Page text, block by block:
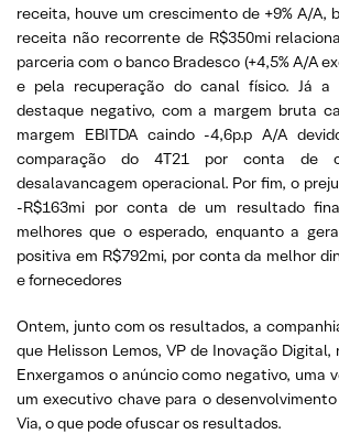
receita, houve um crescimento de +9% A/A,
receita não recorrente de R$350mi
parceria com o banco Bradesco (+4,5% A/A
e pela recuperação do canal físico. Já a
destaque negativo, com a margem bruta
margem EBITDA caindo -4,6p.p A/A
comparação do 4T21 por conta de
desalavancagem operacional. Por fim, o
-R$163mi por conta de um resultado
melhores que o esperado, enquanto a
positiva em R$792mi, por conta da melhor
e fornecedores
Ontem, junto com os resultados, a
que Helisson Lemos, VP de Inovação Digital,
Enxergamos o anúncio como negativo, uma
um executivo chave para o
Via, o que pode ofuscar os resultados.